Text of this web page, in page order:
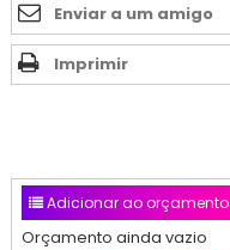
Enviar a um amigo
Imprimir
Adicionar ao orçamento
Orçamento ainda vazio